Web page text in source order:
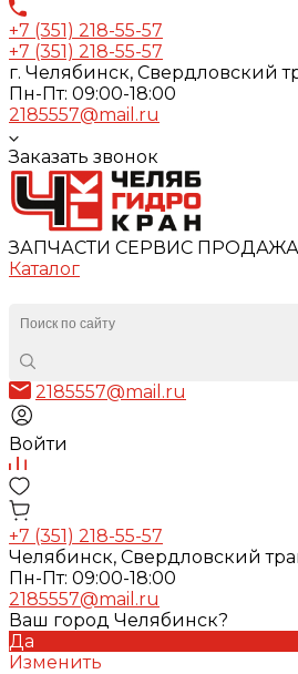
+7 (351) 218-55-57
+7 (351) 218-55-57
г. Челябинск, Свердловский
Пн-Пт: 09:00-18:00
2185557@mail.ru
Заказать звонок
ЗАПЧАСТИ СЕРВИС ПРОДАЖА
Каталог
2185557@mail.ru
Войти
+7 (351) 218-55-57
Челябинск, Свердловский
Пн-Пт: 09:00-18:00
2185557@mail.ru
Ваш город Челябинск?
Да
Изменить